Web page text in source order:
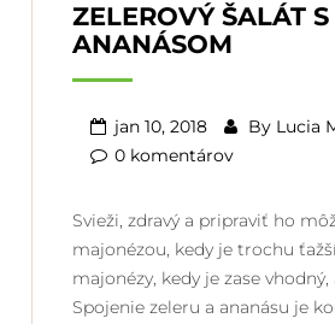
ZELEROVÝ ŠALÁT S
ANANÁSOM
jan 10, 2018 By Lucia
0 komentárov
Svieži, zdravý a pripraviť ho
majonézou, kedy je trochu
majonézy, kedy je zase
Spojenie zeleru a ananásu je